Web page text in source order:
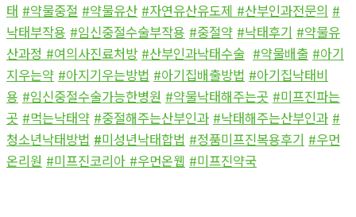
태 #약물중절 #약물유산 #자연유산유도제 #산부인과전문의 #
낙태부작용 #임신중절수술부작용 #중절약 #낙태후기 #약물유
산과정 #여의사진료처방 #산부인과낙태수술 #약물배출 #아기
지우는약 #아지기우는방법 #아기집배출방법 #아기집낙태비
용 #임신중절수술가능한병원 #약물낙태해주는곳 #미프진파는
곳 #먹는낙태약 #중절해주는산부인과 #낙태해주는산부인과 #
청소년낙태방법 #미성년낙태합법 #정품미프진복용후기 #우먼
온리원 #미프진코리아 #우먼온웹 #미프진약국